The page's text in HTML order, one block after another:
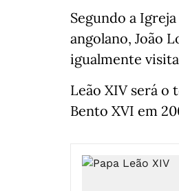
Segundo a
angolano, João
igualmente
Leão XIV será o
Bento XVI em